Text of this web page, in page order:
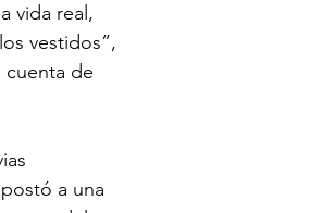
vida real,
vestidos”,
cuenta de
a una